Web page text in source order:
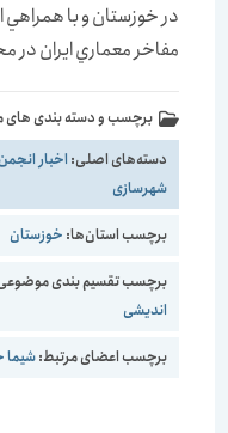
در خوزستان و با همراهي
مفاخر معماري ايران در
برچسب و دسته بندی های
دسته‌های اصلی:اخبار انجمن
شهرسازی
برچسب استان‌ها:خوزستان
برچسب تقسیم بندی موضوعی:
اندیشی
برچسب اعضای مرتبط:شیما